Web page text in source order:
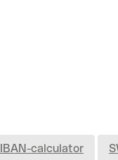
IBAN-calculator